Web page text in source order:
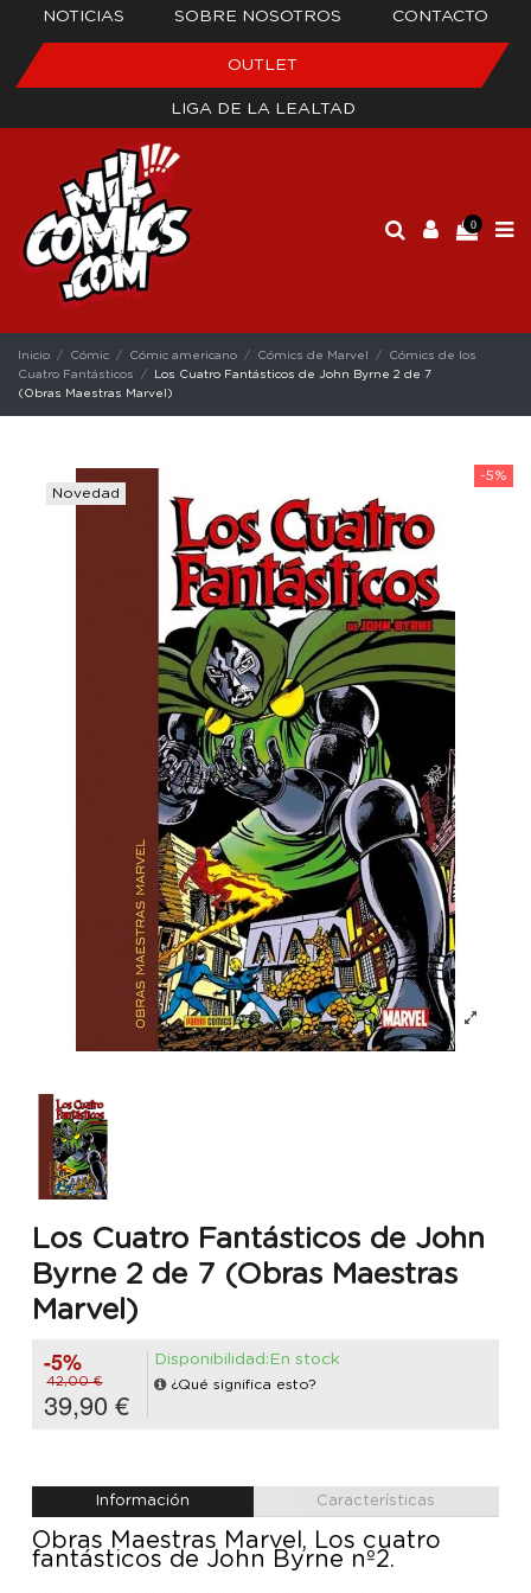
NOTICIAS SOBRE NOSOTROS CONTACTO
OUTLET
LIGA DE LA LEALTAD
0
Inicio Cómic Cómic americano Cómics de Marvel
Cómics de los
Cuatro Fantásticos
Los Cuatro Fantásticos de John Byrne 2 de 7
(Obras Maestras Marvel)
-5%
Novedad
Los Cuatro Fantásticos de John
Byrne 2 de 7 (Obras Maestras
Marvel)
-5%
42,00 €
39,90 €
Disponibilidad:En stock
¿Qué significa esto?
Información Características
Obras Maestras Marvel, Los cuatro
fantásticos de John Byrne nº2.